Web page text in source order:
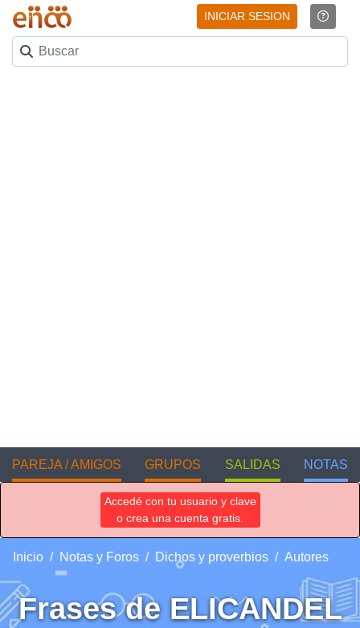
INICIAR SESION
PAREJA / AMIGOS GRUPOS SALIDAS NOTAS
Accedé con tu usuario y clave
o crea una cuenta gratis.
Inicio Notas y Foros Dichos y proverbios Autores
Frases de ELICANDEL